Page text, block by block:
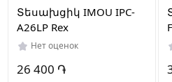
Տեսախցիկ IMOU IPC-
A26LP Rex
Нет оценок
26 400 ֏